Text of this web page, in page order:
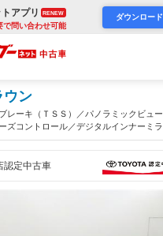
アプリ RENEW
で問い合わせ可能
ダウンロード
ウン
レーキ（ＴＳＳ）／パノラミックビュー
ズコントロール／デジタルインナーミ
ＥＴＣ２．０／ディスプレイオーディ
認定中古車